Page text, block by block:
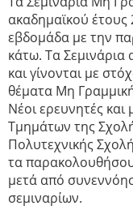
ακαδημαϊκού έτους
εβδομάδα με την
κάτω. Τα Σεμινάρια
και γίνονται με
θέματα Μη
Νέοι ερευνητές
Τμημάτων της
Πολυτεχνικής
τα
μετά από
σεμιναρίων.